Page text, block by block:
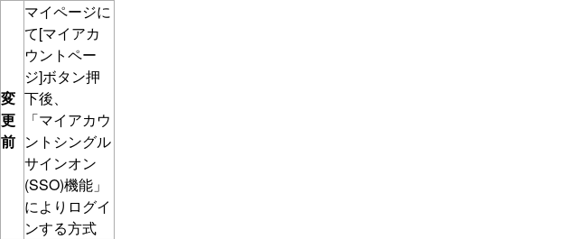
変
更
前
マイページに
て[マイアカ
ウントペー
ジ]ボタン押
下後、
「マイアカウ
ントシングル
サインオン
(SSO)機能」
によりログイ
ンする方式